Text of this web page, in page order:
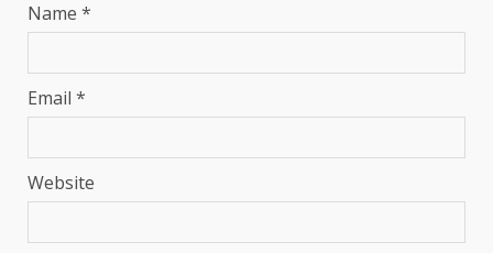
Name *
Email *
Website